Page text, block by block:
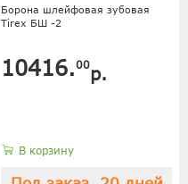
Борона шлейфовая зубовая
Tirex БШ -2
10416.00р.
В корзину